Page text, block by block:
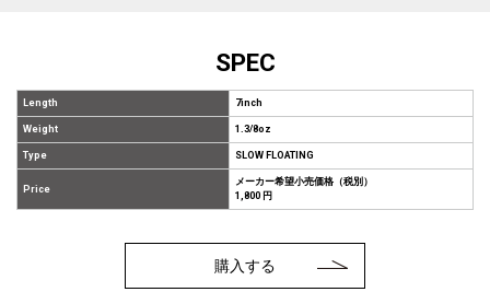
SPEC
Length 7inch
Weight 1.3/8oz
Type SLOW FLOATING
Price
メーカー希望小売価格（税別）
1,800 円
購入する